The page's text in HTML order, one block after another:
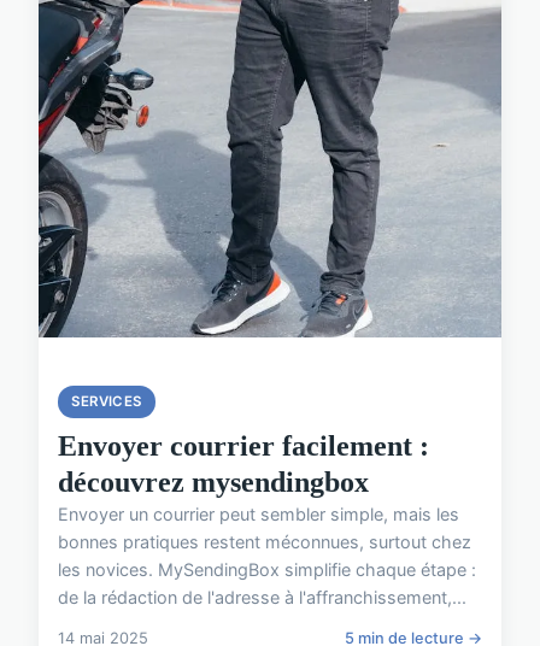
SERVICES
Envoyer courrier facilement :
découvrez mysendingbox
Envoyer un courrier peut sembler simple, mais les
bonnes pratiques restent méconnues, surtout chez
les novices. MySendingBox simplifie chaque étape :
de la rédaction de l'adresse à l'affranchissement,...
14 mai 2025 5 min de lecture →